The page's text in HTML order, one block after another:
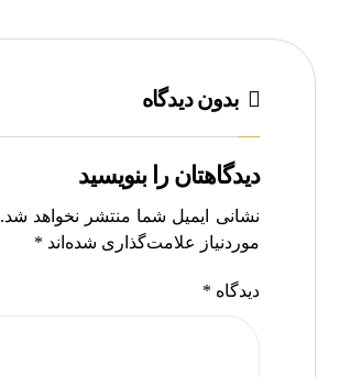
بدون دیدگاه
دیدگاهتان را بنویسید
نشانی ایمیل شما منتشر نخواهد شد.
موردنیاز علامت‌گذاری شده‌اند *
دیدگاه *